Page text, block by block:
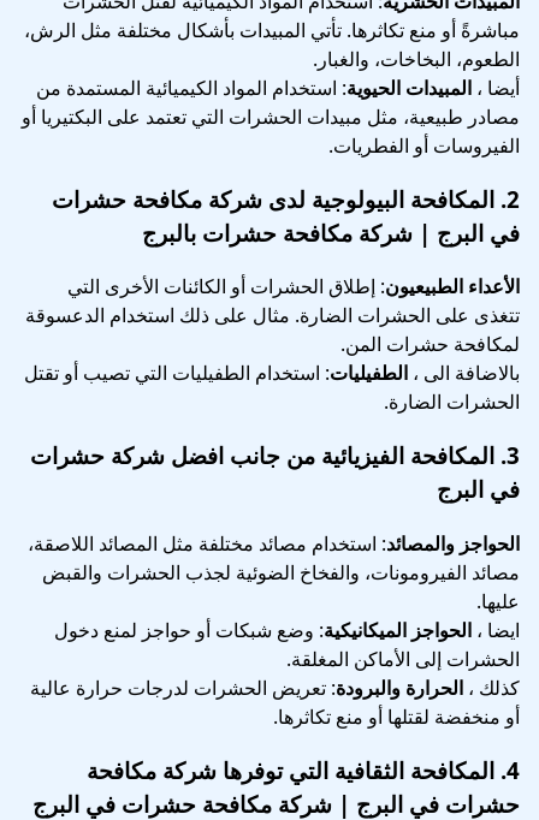
مباشرةً أو منع تكاثرها. تأتي المبيدات بأشكال مختلفة مثل الرش،
الطعوم، البخاخات، والغبار.
أيضا ، المبيدات الحيوية: استخدام المواد الكيميائية المستمدة من
مصادر طبيعية، مثل مبيدات الحشرات التي تعتمد على البكتيريا أو
الفيروسات أو الفطريات.
2. المكافحة البيولوجية لدى شركة مكافحة حشرات
في البرج | شركة مكافحة حشرات بالبرج
الأعداء الطبيعيون: إطلاق الحشرات أو الكائنات الأخرى التي
تتغذى على الحشرات الضارة. مثال على ذلك استخدام الدعسوقة
لمكافحة حشرات المن.
بالاضافة الى ، الطفيليات: استخدام الطفيليات التي تصيب أو تقتل
الحشرات الضارة.
3. المكافحة الفيزيائية من جانب افضل شركة حشرات
في البرج
الحواجز والمصائد: استخدام مصائد مختلفة مثل المصائد اللاصقة،
مصائد الفيرومونات، والفخاخ الضوئية لجذب الحشرات والقبض
عليها.
ايضا ، الحواجز الميكانيكية: وضع شبكات أو حواجز لمنع دخول
الحشرات إلى الأماكن المغلقة.
كذلك ، الحرارة والبرودة: تعريض الحشرات لدرجات حرارة عالية
أو منخفضة لقتلها أو منع تكاثرها.
4. المكافحة الثقافية التي توفرها شركة مكافحة
حشرات في البرج | شركة مكافحة حشرات في البرج